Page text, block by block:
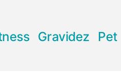
Gravidez Pet